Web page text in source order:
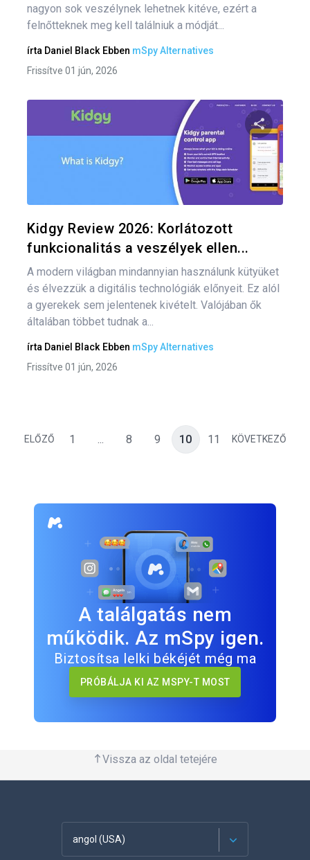
nagyon sok veszélynek lehetnek kitéve, ezért a
felnőtteknek meg kell találniuk a módját...
írta Daniel Black Ebben mSpy Alternatives
Frissítve 01 jún, 2026
Oszd
Kidgy Review 2026: Korlátozott
funkcionalitás a veszélyek ellen...
A modern világban mindannyian használunk kütyüket
és élvezzük a digitális technológiák előnyeit. Ez alól
a gyerekek sem jelentenek kivételt. Valójában ők
általában többet tudnak a...
írta Daniel Black Ebben mSpy Alternatives
Frissítve 01 jún, 2026
ELŐZŐ 1 ... 8 9 10 11 KÖVETKEZŐ
A találgatás nem
működik. Az mSpy igen.
Biztosítsa lelki békéjét még ma
PRÓBÁLJA KI AZ MSPY-T MOST
Vissza az oldal tetejére
angol (USA)